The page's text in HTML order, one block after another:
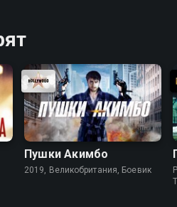
Пушки Акимбо
2019, Великобритания, Боевик